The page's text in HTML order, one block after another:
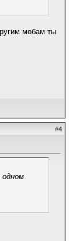
мобам ты
#4
одном